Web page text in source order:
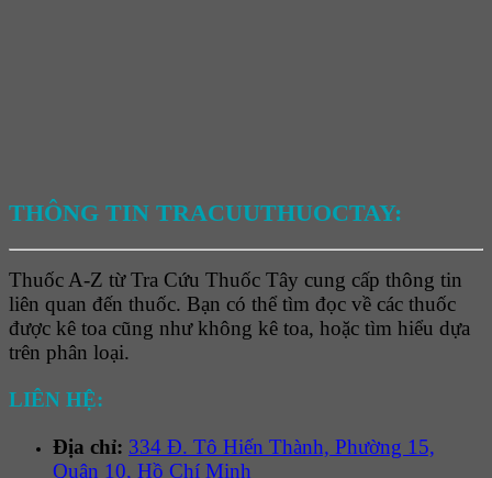
THÔNG TIN TRACUUTHUOCTAY:
Thuốc A-Z từ Tra Cứu Thuốc Tây cung cấp thông tin
liên quan đến thuốc. Bạn có thể tìm đọc về các thuốc
được kê toa cũng như không kê toa, hoặc tìm hiểu dựa
trên phân loại.
LIÊN HỆ:
Địa chỉ: 334 Đ. Tô Hiến Thành, Phường 15,
Quận 10, Hồ Chí Minh